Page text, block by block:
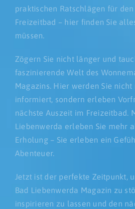
praktischen Ratschlägen für
Freizeitbad – hier finden Sie
müssen.
Zögern Sie nicht länger und
faszinierende Welt des
Magazins. Hier werden Sie nicht
informiert, sondern erleben
nächste Auszeit im Freizeitbad.
Liebenwerda erleben Sie mehr
Erholung – Sie erleben ein
Abenteuer.
Jetzt ist der perfekte Zeitpunkt,
Bad Liebenwerda Magazin zu
inspirieren zu lassen und den